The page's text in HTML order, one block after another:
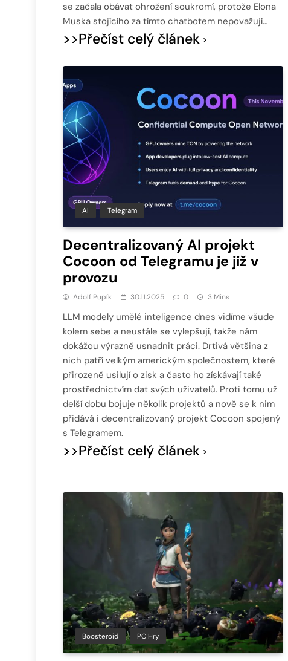
se začala obávat ohrožení soukromí, protože Elona
Muska stojícího za tímto chatbotem nepovažují…
>>Přečíst celý článek
AI Telegram
Decentralizovaný AI projekt
Cocoon od Telegramu je již v
provozu
Adolf Pupík 30.11.2025 0 3 Mins
LLM modely umělé inteligence dnes vidíme všude
kolem sebe a neustále se vylepšují, takže nám
dokážou výrazně usnadnit práci. Drtivá většina z
nich patří velkým americkým společnostem, které
přirozeně usilují o zisk a často ho získávají také
prostřednictvím dat svých uživatelů. Proti tomu už
delší dobu bojuje několik projektů a nově se k nim
přidává i decentralizovaný projekt Cocoon spojený
s Telegramem.
>>Přečíst celý článek
Boosteroid PC Hry